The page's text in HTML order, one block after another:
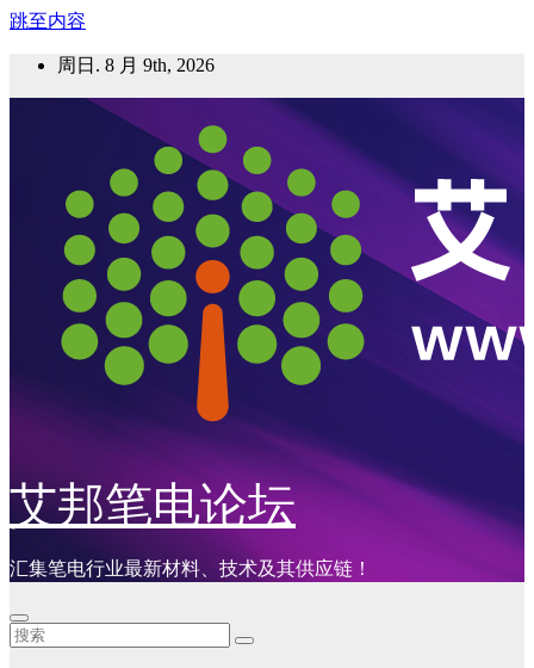
跳至内容
周日. 8 月 9th, 2026
艾邦笔电论坛
汇集笔电行业最新材料、技术及其供应链！